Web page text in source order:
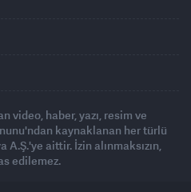
video, haber, yazı, resim ve
kaynaklanan her türlü
aittir. İzin alınmaksızın,
edilemez.